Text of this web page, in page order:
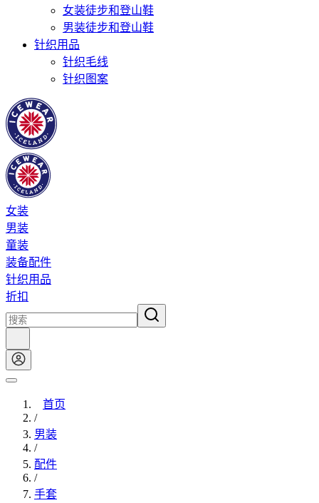
女装徒步和登山鞋
男装徒步和登山鞋
针织用品
针织毛线
针织图案
女装
男装
童装
装备配件
针织用品
折扣
首页
/
男装
/
配件
/
手套